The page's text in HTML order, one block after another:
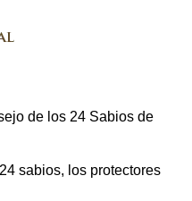
de los 24 Sabios de
sabios, los protectores